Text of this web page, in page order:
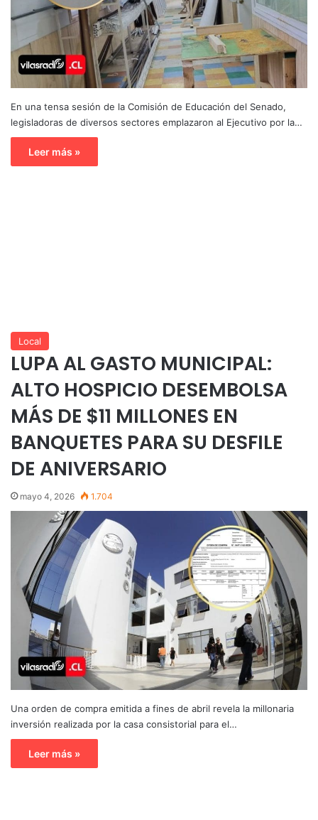
En una tensa sesión de la Comisión de Educación del Senado,
legisladoras de diversos sectores emplazaron al Ejecutivo por la…
Leer más »
Local
LUPA AL GASTO MUNICIPAL:
ALTO HOSPICIO DESEMBOLSA
MÁS DE $11 MILLONES EN
BANQUETES PARA SU DESFILE
DE ANIVERSARIO
mayo 4, 2026 1.704
Una orden de compra emitida a fines de abril revela la millonaria
inversión realizada por la casa consistorial para el…
Leer más »